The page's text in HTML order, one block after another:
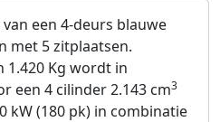
een 4-deurs blauwe
met 5 zitplaatsen.
1.420 Kg wordt in
een 4 cilinder 2.143 cm3
kW (180 pk) in combinatie